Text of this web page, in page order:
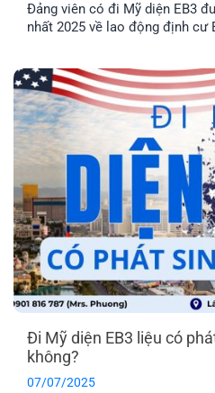
Đảng viên có đi Mỹ diện EB3
nhất 2025 về lao động định cư
Đi Mỹ diện EB3 liệu có
không?
07/07/2025